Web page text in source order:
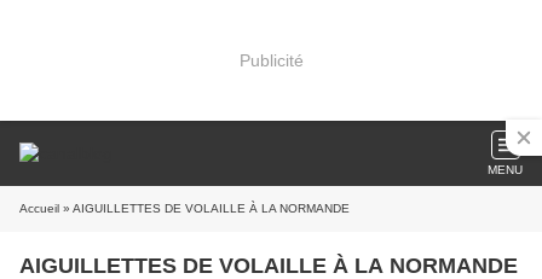
Publicité
MENU
Accueil » AIGUILLETTES DE VOLAILLE À LA NORMANDE
AIGUILLETTES DE VOLAILLE À LA NORMANDE